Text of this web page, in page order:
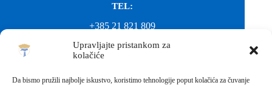
Upravljajte pristankom za
kolačiće
Da bismo pružili najbolje iskustvo, koristimo tehnologije poput kolačića za čuvanje
TEL:
+385 21 821 809
EMAIL: